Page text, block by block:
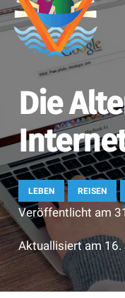
Die
LEBEN REISEN
Veröffentlicht am
Aktuallisiert am16.